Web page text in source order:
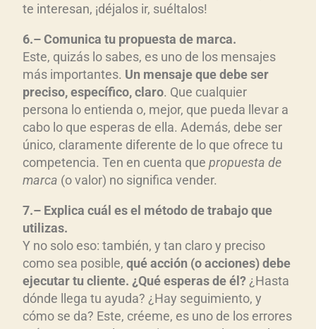
te interesan, ¡déjalos ir, suéltalos!
6.–Comunica tu propuesta de marca.
Este, quizás lo sabes, es uno de los mensajes
más importantes. Un mensaje que debe ser
preciso, específico, claro. Que cualquier
persona lo entienda o, mejor, que pueda llevar a
cabo lo que esperas de ella. Además, debe ser
único, claramente diferente de lo que ofrece tu
competencia. Ten en cuenta que propuesta de
marca (o valor) no significa vender.
7.– Explica cuál es e l método de trabajo que
utilizas.
Y no solo eso: también, y tan claro y preciso
como sea posible, qué acción (o acciones) debe
ejecutar tu cliente. ¿Qué esperas deél? ¿Hasta
dónde llega tu ayuda? ¿Hay seguimiento, y
cómo se da? Este, créeme, es uno de los errores